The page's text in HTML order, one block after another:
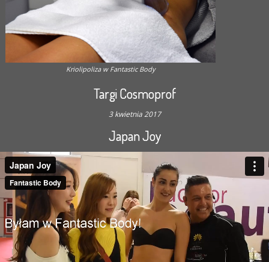
Kriolipoliza w Fantastic Body
Targi Cosmoprof
3 kwietnia 2017
Japan Joy